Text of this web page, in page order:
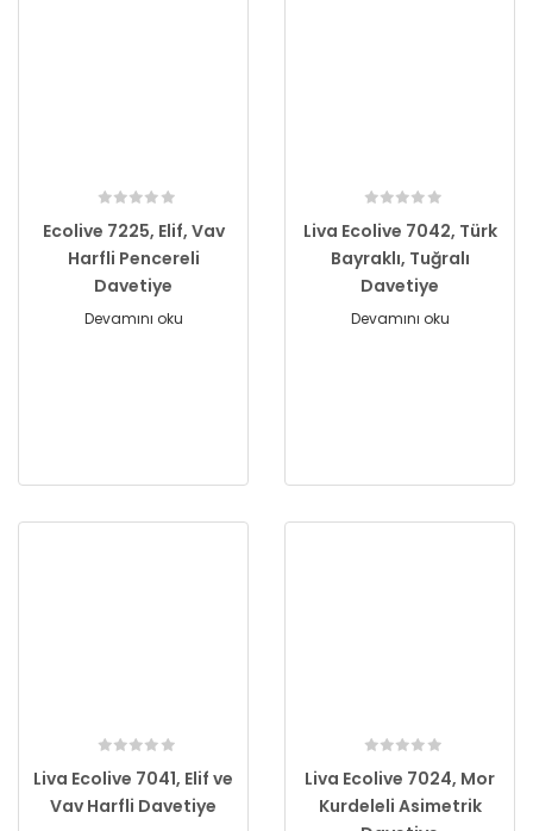
Ecolive 7225, Elif, Vav
Harfli Pencereli
Davetiye
Devamını oku
Liva Ecolive 7042, Türk
Bayraklı, Tuğralı
Davetiye
Devamını oku
Liva Ecolive 7041, Elif ve
Vav Harfli Davetiye
Liva Ecolive 7024, Mor
Kurdeleli Asimetrik